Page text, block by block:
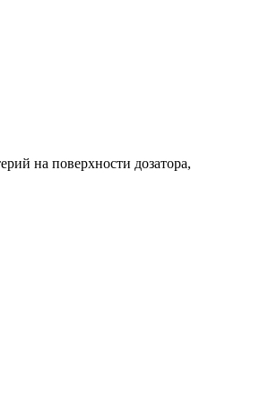
на поверхности дозатора,